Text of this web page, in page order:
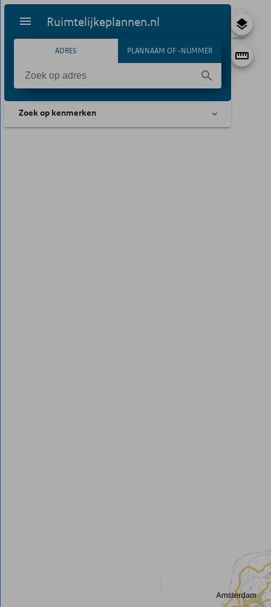
Ruimtelijkeplannen.nl
ADRES PLANNAAM OF -NUMMER
Zoek op kenmerken